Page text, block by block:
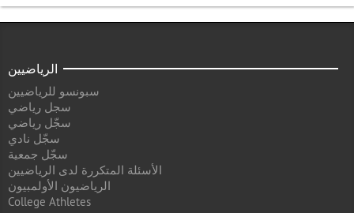
الرياضيين
سبونسو للرياضيين
سجل رياضي
سجّل رياضي
سجّل نادي
سجّل جمعية
الأسئلة المتكررة لدى الرياضيين
الرياضيون الأولمبيون
College Athletes